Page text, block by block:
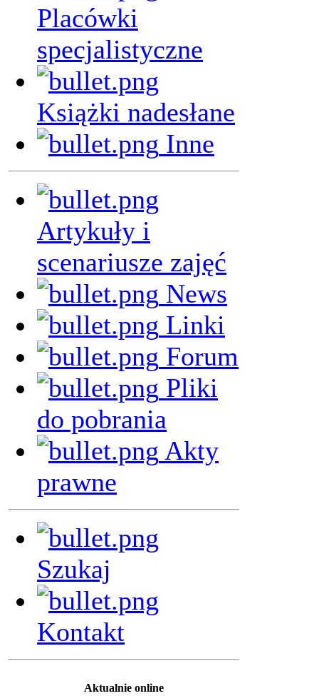
Placówki
specjalistyczne
Książki nadesłane
Inne
Artykuły i
scenariusze zajęć
News
Linki
Forum
Pliki
do pobrania
Akty
prawne
Szukaj
Kontakt
Aktualnie online